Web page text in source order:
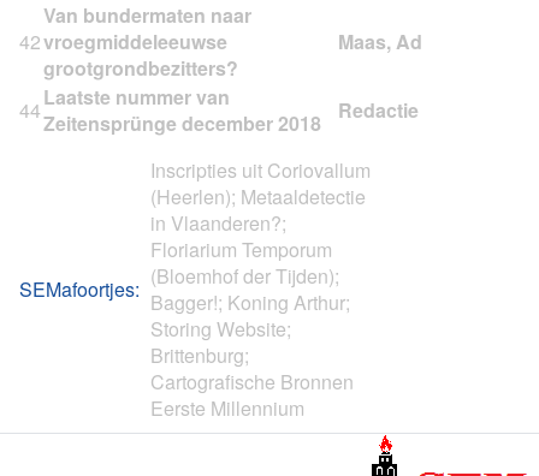
42
Van bundermaten naar
vroegmiddeleeuwse
grootgrondbezitters?
44Laatste nummer van
Zeitensprünge december 2018
SEMafoortjes:
Inscripties uit Coriovallum
(Heerlen); Metaaldetectie
in Vlaanderen?;
Floriarium Temporum
(Bloemhof der Tijden);
Bagger!; Koning Arthur;
Storing Website;
Brittenburg;
Cartografische Bronnen
Eerste Millennium